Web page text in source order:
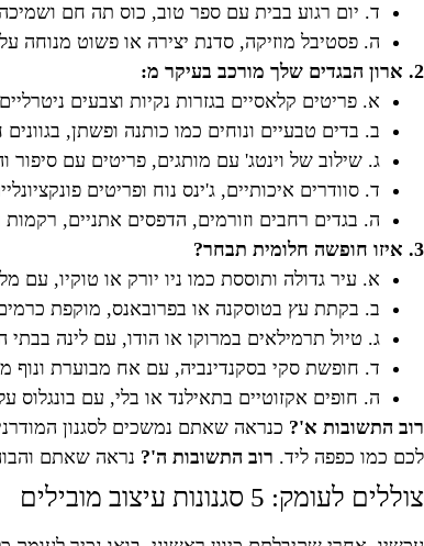
ד. יום רגוע בבית עם ספר טוב, כוס תה חם
ה. פסטיבל מוזיקה, סדנת יצירה או פשוט מנוחה
2. ארון הבגדים שלך מורכב בעיקר מ:
א. פריטים קלאסיים בגזרות נקיות וצבעים
ב. בדים טבעיים ונוחים כמו כותנה ופשתן,
ג. שילוב של וינטג' עם מותגים, פריטים עם סיפור
ד. סוודרים איכותיים, ג'ינס נוח ופריטים
ה. בגדים רחבים וזורמים, הדפסים אתניים,
3. איזו חופשה חלומית תבחר?
א. עיר גדולה ותוססת כמו ניו יורק או טוקיו, עם
ב. בקתת עץ בטוסקנה או בפרובאנס, מוקפת
ג. טיול תרמילאים במרוקו או הודו, עם לינה
ד. חופשת סקי בסקנדינביה, עם אח מבוערת ונוף
ה. חופים אקזוטיים בתאילנד או בלי, עם בונגלוס
רוב התשובות א'? כנראה שאתם נמשכים לסגנון
לכם כמו כפפה ליד. רוב התשובות ה'? נראה שאתם
צוללים לעומק: 5 סגנונות עיצוב מובילים